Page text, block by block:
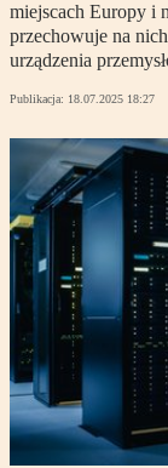
miejscach Europy i
przechowuje na
urządzenia
Publikacja: 18.07.2025 18:27